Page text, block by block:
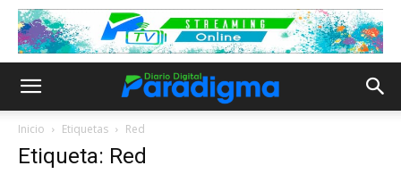
Inicio Etiquetas Red
Etiqueta: Red